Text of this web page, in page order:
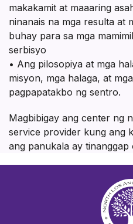
makakamit at maaaring
ninanais na mga resulta at
buhay para sa mga
serbisyo
• Ang pilosopiya at mga
misyon, mga halaga, at
pagpapatakbo ng sentro.
Magbibigay ang center ng
service provider kung ang
ang panukala ay